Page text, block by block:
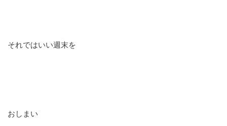
それではいい週末を
おしまい